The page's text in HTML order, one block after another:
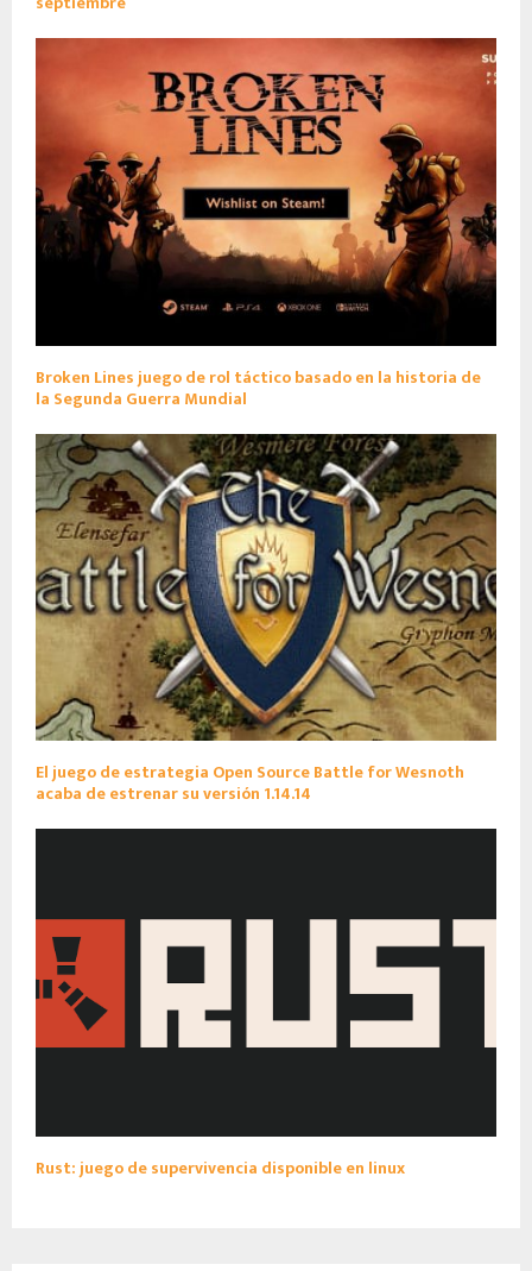
Broken Lines juego de rol táctico basado en la historia de
la Segunda Guerra Mundial
El juego de estrategia Open Source Battle for Wesnoth
acaba de estrenar su versión 1.14.14
Rust: juego de supervivencia disponible en linux